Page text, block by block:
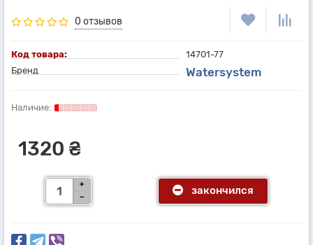
0 отзывов
Код товара:
14701-77
Бренд
Watersystem
1320 ₴
закончился